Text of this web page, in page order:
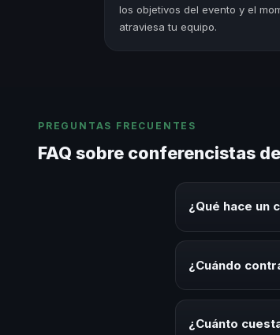
los objetivos del evento y el
atraviesa tu equipo.
PREGUNTAS FRECUENTES
FAQ sobre conferencistas
¿Qué hace un
aplicables para la
¿Cuándo
¿Cuánto